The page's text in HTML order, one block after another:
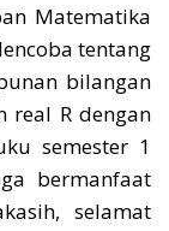
Matematika
tentang
bilangan
real R dengan
semester 1
bermanfaat
selamat